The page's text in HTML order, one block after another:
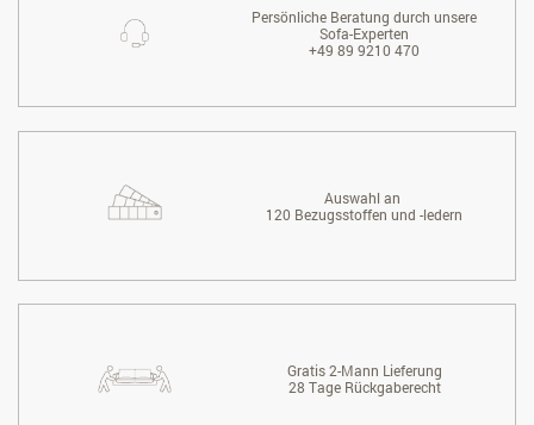
Persönliche Beratung durch unsere
Sofa-Experten
+49 89 9210 470
Auswahl an
120 Bezugsstoffen und -ledern
Gratis 2-Mann Lieferung
28 Tage Rückgaberecht